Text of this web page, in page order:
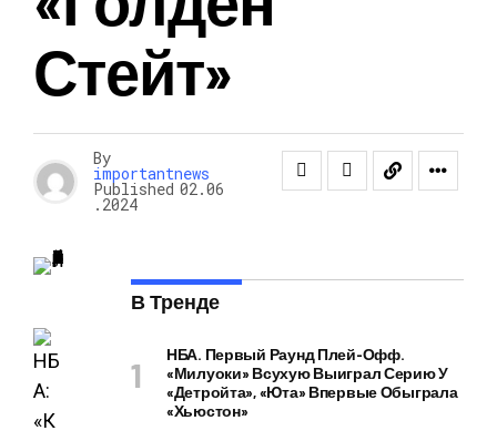
Стейт»
By
importantnews
Published 02.06
.2024
В Тренде
НБА. Первый Раунд Плей-Офф.
«Милуоки» Всухую Выиграл Серию У
«Детройта», «Юта» Впервые Обыграла
«Хьюстон»